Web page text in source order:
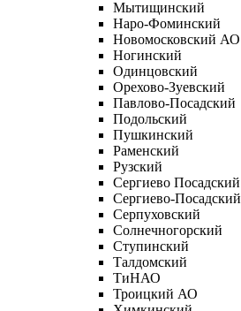
Мытищинский
Наро-Фоминский
Новомосковский АО
Ногинский
Одинцовский
Орехово-Зуевский
Павлово-Посадский
Подольский
Пушкинский
Раменский
Рузский
Сергиево Посадский
Сергиево-Посадский
Серпуховский
Солнечногорский
Ступинский
Талдомский
ТиНАО
Троицкий АО